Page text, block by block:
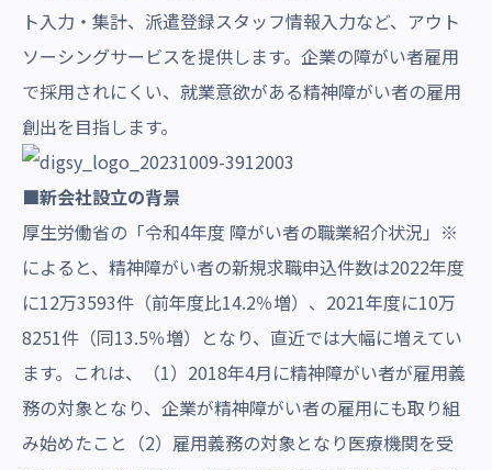
ト入力・集計、派遣登録スタッフ情報入力など、アウト
ソーシングサービスを提供します。企業の障がい者雇用
で採用されにくい、就業意欲がある精神障がい者の雇用
創出を目指します。
■新会社設立の背景
厚生労働省の「令和4年度 障がい者の職業紹介状況」※
によると、精神障がい者の新規求職申込件数は2022年度
に12万3593件（前年度比14.2％増）、2021年度に10万
8251件（同13.5％増）となり、直近では大幅に増えてい
ます。これは、（1）2018年4月に精神障がい者が雇用義
務の対象となり、企業が精神障がい者の雇用にも取り組
み始めたこと（2）雇用義務の対象となり医療機関を受